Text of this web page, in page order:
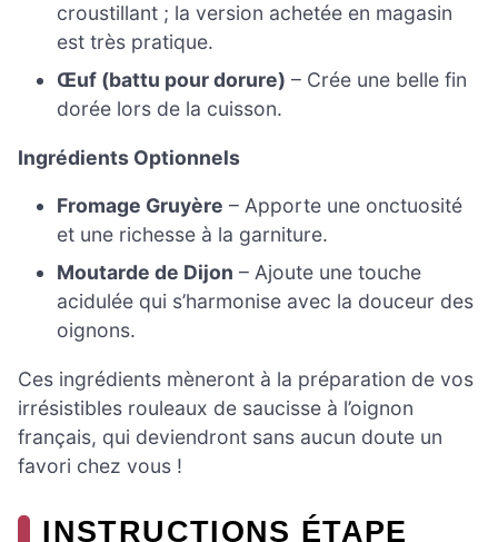
croustillant ; la version achetée en magasin
est très pratique.
Œuf (battu pour dorure) – Crée une belle fin
dorée lors de la cuisson.
Ingrédients Optionnels
Fromage Gruyère – Apporte une onctuosité
et une richesse à la garniture.
Moutarde de Dijon – Ajoute une touche
acidulée qui s’harmonise avec la douceur des
oignons.
Ces ingrédients mèneront à la préparation de vos
irrésistibles rouleaux de saucisse à l’oignon
français, qui deviendront sans aucun doute un
favori chez vous !
INSTRUCTIONS ÉTAPE